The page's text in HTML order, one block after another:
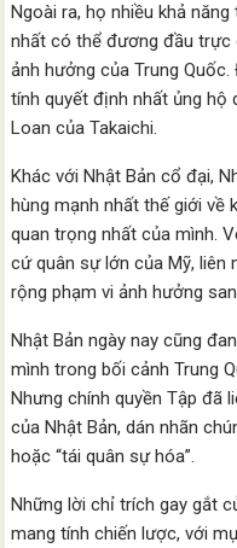
Ngoài ra, họ nhiều khả
nhất có thể đương đầu trực
ảnh hưởng của Trung
tính quyết định nhất ủng hộ
Loan của Takaichi.
Khác với Nhật Bản cổ đại,
hùng mạnh nhất thế giới về
quan trọng nhất của mình.
cứ quân sự lớn của Mỹ,
rộng phạm vi ảnh hưởng
Nhật Bản ngày nay cũng
mình trong bối cảnh Trung
Nhưng chính quyền Tập đã
của Nhật Bản, dán nhãn
hoặc “tái quân sự hóa”.
Những lời chỉ trích gay gắt
mang tính chiến lược, với